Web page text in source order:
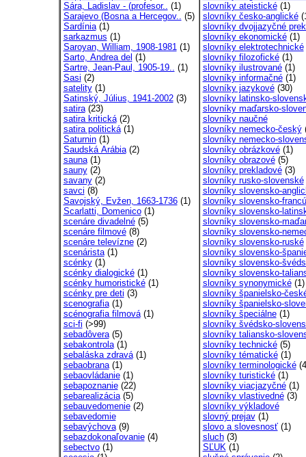
Sára, Ladislav - (profesor.. (1)
Sarajevo (Bosna a Hercegov.. (5)
Sardínia(1)
sarkazmus (1)
Saroyan, William, 1908-1981(1)
Sarto, Andrea del (1)
Sartre, Jean-Paul, 1905-19.. (1)
Sasi (2)
satelity(1)
Satinský, Július, 1941-2002(3)
satira(23)
satira kritická(2)
satira politická(1)
Saturnin(1)
Saudská Arábia(2)
sauna(1)
sauny(2)
savany(2)
savci (8)
Savojský, Evžen, 1663-1736(1)
Scarlatti, Domenico(1)
scenáre divadelné(5)
scenáre filmové(8)
scenáre televízne(2)
scenárista(1)
scénky(1)
scénky dialogické(1)
scénky humoristické(1)
scénky pre deti (3)
scenografia(1)
scénografia filmová(1)
sci-fi (>99)
sebadôvera(5)
sebakontrola(1)
sebaláska zdravá(1)
sebaobrana(1)
sebaovládanie(1)
sebapoznanie(22)
sebarealizácia(5)
sebauvedomenie(2)
sebavedomie
sebavýchova(9)
sebazdokonaľovanie(4)
sebectvo(1)
slovníky ateistické(1)
slovníky česko-anglické
slovníky dvojjazyčné
slovníky ekonomické(1)
slovníky elektrotechnické
slovníky filozofické(1)
slovníky ilustrované(1)
slovníky informačné(1)
slovníky jazykové(30)
slovníky latinsko-
slovníky maďarsko-
slovníky naučné
slovníky nemecko-český
slovníky nemecko-
slovníky obrázkové(1)
slovníky obrazové(5)
slovníky prekladové(3)
slovníky rusko-slovenské
slovníky slovensko-
slovníky slovensko-
slovníky slovensko-
slovníky slovensko-
slovníky slovensko-
slovníky slovensko-ruské
slovníky slovensko-
slovníky slovensko-
slovníky slovensko-
slovníky synonymické(1)
slovníky španielsko-
slovníky španielsko-
slovníky špeciálne(1)
slovníky švédsko-
slovníky taliansko-
slovníky technické(5)
slovníky tématické(1)
slovníky terminologické
slovníky turistické(1)
slovníky viacjazyčné(1)
slovníky vlastivedné(3)
slovníky výkladové
slovný prejav(1)
slovo a slovesnosť(1)
sluch(3)
SĽUK(1)